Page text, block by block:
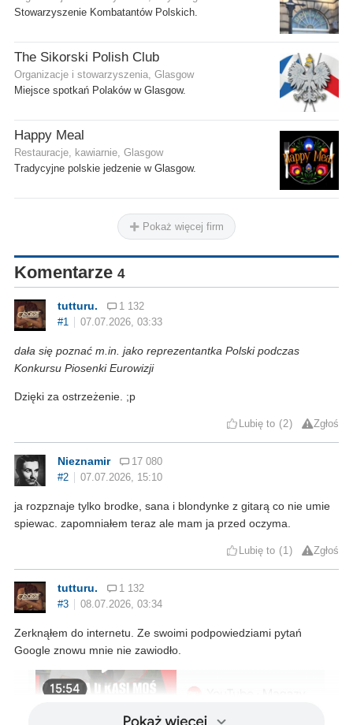
Stowarzyszenie Kombatantów Polskich.
The Sikorski Polish Club
Organizacje i stowarzyszenia, Glasgow
Miejsce spotkań Polaków w Glasgow.
Happy Meal
Restauracje, kawiarnie, Glasgow
Tradycyjne polskie jedzenie w Glasgow.
Pokaż więcej firm
Komentarze 4
tutturu.
1 132
#1
07.07.2026, 03:33
dała się poznać m.in. jako reprezentantka Polski podczas
Konkursu Piosenki Eurowizji
Dzięki za ostrzeżenie. ;p
Lubię to 2 Zgłoś
Nieznamir
17 080
#2
07.07.2026, 15:10
ja rozpznaje tylko brodke, sana i blondynke z gitarą co nie umie
spiewac. zapomniałem teraz ale mam ja przed oczyma.
Lubię to 1 Zgłoś
tutturu.
1 132
#3
08.07.2026, 03:34
Zerknąłem do internetu. Ze swoimi podpowiedziami pytań
Google znowu mnie nie zawiodło.